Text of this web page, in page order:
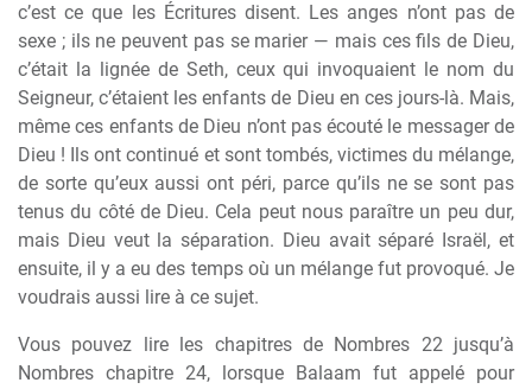
c’est ce que les Écritures disent. Les anges n’ont pas de
sexe ; ils ne peuvent pas se marier — mais ces fils de Dieu,
c’était la lignée de Seth, ceux qui invoquaient le nom du
Seigneur, c’étaient les enfants de Dieu en ces jours-là. Mais,
même ces enfants de Dieu n’ont pas écouté le messager de
Dieu ! Ils ont continué et sont tombés, victimes du mélange,
de sorte qu’eux aussi ont péri, parce qu’ils ne se sont pas
tenus du côté de Dieu. Cela peut nous paraître un peu dur,
mais Dieu veut la séparation. Dieu avait séparé Israël, et
ensuite, il y a eu des temps où un mélange fut provoqué. Je
voudrais aussi lire à ce sujet.
Vous pouvez lire les chapitres de Nombres 22 jusqu’à
Nombres chapitre 24, lorsque Balaam fut appelé pour